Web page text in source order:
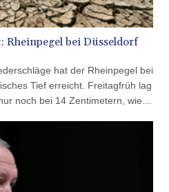
JOD 0.818824
KES 148.856594
KHR
4678.736198
KMF 492.029653
KRW
KWD 0.356502
KYD 0.95993
KZT 539.854059
Rheinpegel bei Düsseldorf
hat der Rheinpegel bei
Tief erreicht. Freitagfrüh lag
noch bei 14 Zentimetern, wie
Daten hervorging. Der bisher
war 2018 mit 23